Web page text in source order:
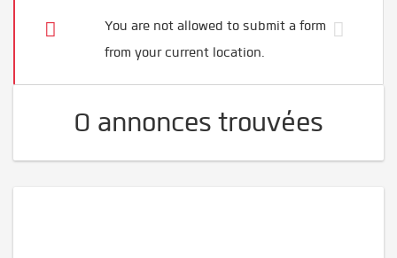
You are not allowed to submit a form
from your current location.
0 annonces trouvées